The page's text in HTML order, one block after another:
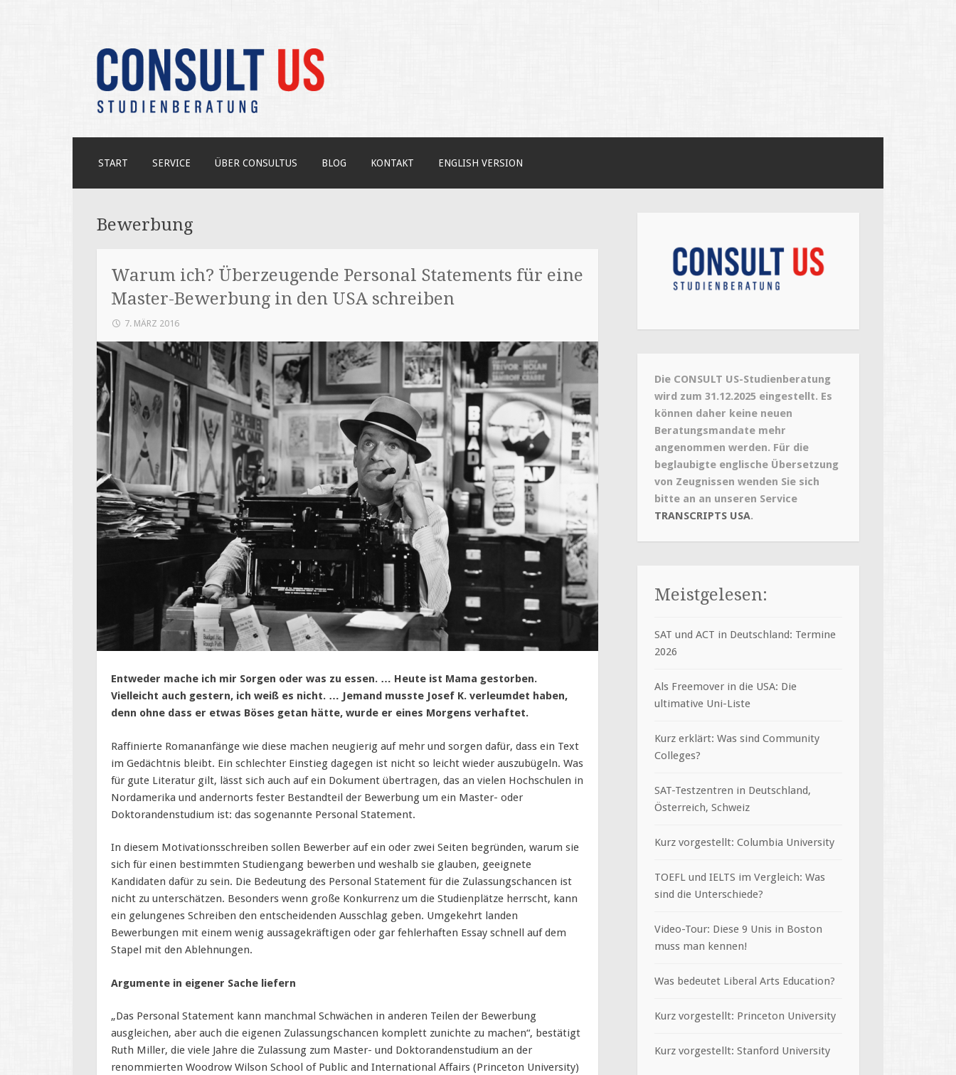
CONSULT US
SPRINGEN
START SERVICE ÜBER CONSULTUS BLOG KONTAKT ENGLISH VERSION
Bewerbung
Warum ich? Überzeugende Personal Statements für eine
Master-Bewerbung in den USA schreiben
7. MÄRZ 2016
Entweder mache ich mir Sorgen oder was zu essen. … Heute ist Mama gestorben.
Vielleicht auch gestern, ich weiß es nicht. … Jemand musste Josef K. verleumdet haben,
denn ohne dass er etwas Böses getan hätte, wurde er eines Morgens verhaftet.
Raffinierte Romananfänge wie diese machen neugierig auf mehr und sorgen dafür, dass ein Text
im Gedächtnis bleibt. Ein schlechter Einstieg dagegen ist nicht so leicht wieder auszubügeln. Was
für gute Literatur gilt, lässt sich auch auf ein Dokument übertragen, das an vielen Hochschulen in
Nordamerika und andernorts fester Bestandteil der Bewerbung um ein Master- oder
Doktorandenstudium ist: das sogenannte Personal Statement.
In diesem Motivationsschreiben sollen Bewerber auf ein oder zwei Seiten begründen, warum sie
sich für einen bestimmten Studiengang bewerben und weshalb sie glauben, geeignete
Kandidaten dafür zu sein. Die Bedeutung des Personal Statement für die Zulassungschancen ist
nicht zu unterschätzen. Besonders wenn große Konkurrenz um die Studienplätze herrscht, kann
ein gelungenes Schreiben den entscheidenden Ausschlag geben. Umgekehrt landen
Bewerbungen mit einem wenig aussagekräftigen oder gar fehlerhaften Essay schnell auf dem
Stapel mit den Ablehnungen.
Argumente in eigener Sache liefern
„Das Personal Statement kann manchmal Schwächen in anderen Teilen der Bewerbung
ausgleichen, aber auch die eigenen Zulassungschancen komplett zunichte zu machen“, bestätigt
Ruth Miller, die viele Jahre die Zulassung zum Master- und Doktorandenstudium an der
renommierten Woodrow Wilson School of Public and International Affairs (Princeton University)
Die CONSULT US-Studienberatung
wird zum 31.12.2025 eingestellt. Es
können daher keine neuen
Beratungsmandate mehr
angenommen werden. Für die
beglaubigte englische Übersetzung
von Zeugnissen wenden Sie sich
bitte an an unseren Service
TRANSCRIPTS USA.
Meistgelesen:
SAT und ACT in Deutschland: Termine
2026
Als Freemover in die USA: Die
ultimative Uni-Liste
Kurz erklärt: Was sind Community
Colleges?
SAT-Testzentren in Deutschland,
Österreich, Schweiz
Kurz vorgestellt: Columbia University
TOEFL und IELTS im Vergleich: Was
sind die Unterschiede?
Video-Tour: Diese 9 Unis in Boston
muss man kennen!
Was bedeutet Liberal Arts Education?
Kurz vorgestellt: Princeton University
Kurz vorgestellt: Stanford University